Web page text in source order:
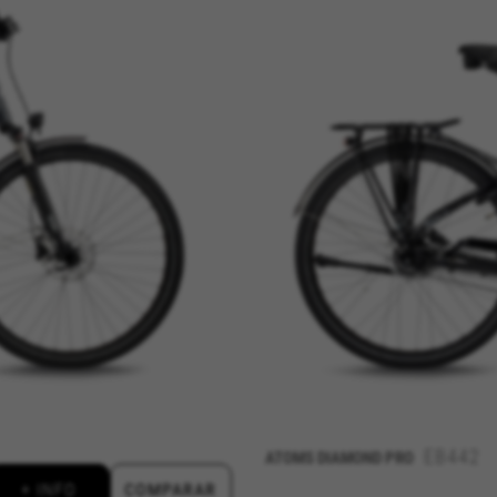
+ INFO COMPARAR
ATOMS DIAMOND PRO
que el sitio web funcione y no se pueden desactivar en
sobre estas cookies, pero alguna áreas del sitio no
personal.
YSC, CONSENT, PREF, VISITOR_INFO1_LIVE, GPS, yt-remote-
devices, yt-remote-session-app, yt-remote-cast-installed, yt-remote-
cf_session, cfStats, cfUserDate, cfFirstMonthVisit, cfuid, cfUserSession,
para analizar la forma en que se utiliza nuestro sitio web.
diseños. También nos permite poner a prueba la
de Google, Inc. Puedes obtener más información sobre las cookies de Google en
google-partners?hl=en-US